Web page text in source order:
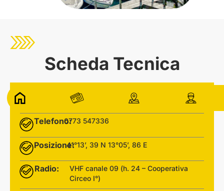
Scheda Tecnica​
Indirizzo:Via A. Bergamini
Telefono:0773 547336
Posizione:41°13’, 39 N 13°05’, 86 E
Radio:
VHF canale 09 (h. 24 – Cooperativa
Circeo I°)